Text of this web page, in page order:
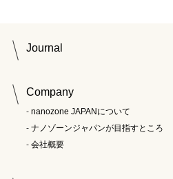
Journal
Company
nanozone JAPANについて
ナノゾーンジャパンが目指すところ
会社概要